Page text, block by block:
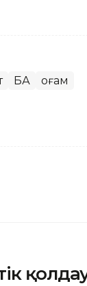
БАҚ Қоғам